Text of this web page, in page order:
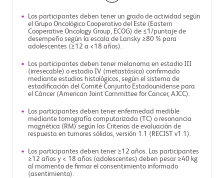
Los participantes deben tener un grado de actividad según
el Grupo Oncológico Cooperativo del Este (Eastern
Cooperative Oncology Group, ECOG) de ≤1/puntaje de
desempeño según la escala de Lansky ≥80 % para
adolescentes (≥12 a <18 años).
Los participantes deben tener melanoma en estadio III
(irresecable) o estadio IV (metastásico) confirmado
mediante estudios histológicos, según el sistema de
estadificación del Comité Conjunto Estadounidense para
el Cáncer (American Joint Committee for Cancer, AJCC).
Los participantes deben tener enfermedad medible
mediante tomografía computarizada (TC) o resonancia
magnética (RM) según los Criterios de evaluación de
respuesta en tumores sólidos, versión 1.1 (RECIST v1.1).
Los participantes deben tener ≥12 años. Los participantes
≥12 años y < 18 años (adolescentes) deben pesar ≥40 kg
al momento de firmar el consentimiento informado
(asentimiento).